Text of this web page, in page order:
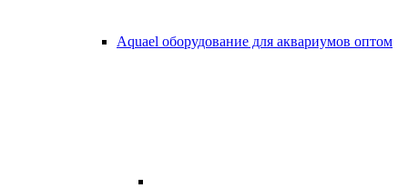
Aquael оборудование для аквариумов оптом